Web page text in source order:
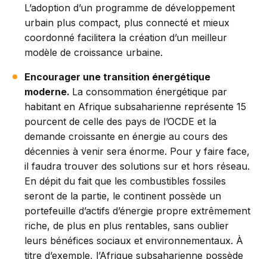
L’adoption d’un programme de développement
urbain plus compact, plus connecté et mieux
coordonné facilitera la création d’un meilleur
modèle de croissance urbaine.
Encourager une transition énergétique
moderne. La consommation énergétique par
habitant en Afrique subsaharienne représente 15
pourcent de celle des pays de l’OCDE et la
demande croissante en énergie au cours des
décennies à venir sera énorme. Pour y faire face,
il faudra trouver des solutions sur et hors réseau.
En dépit du fait que les combustibles fossiles
seront de la partie, le continent possède un
portefeuille d’actifs d’énergie propre extrêmement
riche, de plus en plus rentables, sans oublier
leurs bénéfices sociaux et environnementaux. À
titre d’exemple, l’Afrique subsaharienne possède